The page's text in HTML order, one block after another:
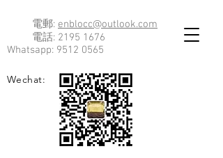
電郵: enblocc@outlook.com
電話: 2195 1676
Whatsapp: 9512 0565
Wechat: